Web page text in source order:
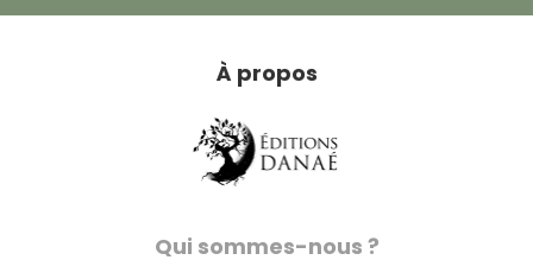
À propos
Qui sommes-nous ?